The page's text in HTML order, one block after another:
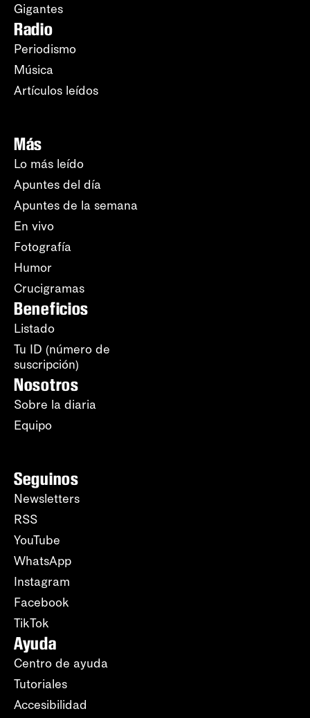
Gigantes
Radio
Periodismo
Música
Artículos leídos
Más
Lo más leído
Apuntes del día
Apuntes de la semana
En vivo
Fotografía
Humor
Crucigramas
Beneficios
Listado
Tu ID (número de
suscripción)
Nosotros
Sobre la diaria
Equipo
Seguinos
Newsletters
RSS
YouTube
WhatsApp
Instagram
Facebook
TikTok
Ayuda
Centro de ayuda
Tutoriales
Accesibilidad